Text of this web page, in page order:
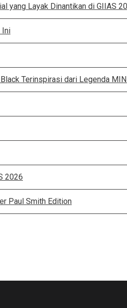
yang Layak Dinantikan di GIIAS
Ini
Terinspirasi dari Legenda
2026
Paul Smith Edition